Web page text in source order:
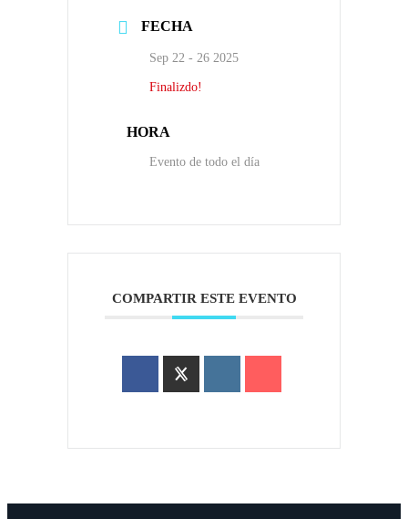
FECHA
Sep 22 - 26 2025
Finalizdo!
HORA
Evento de todo el día
COMPARTIR ESTE EVENTO